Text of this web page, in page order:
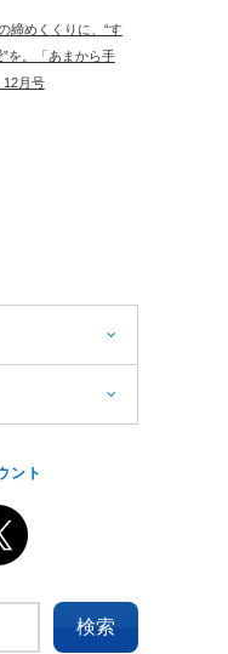
締めくくりに、“す
”を。「あまから手
12月号
ント